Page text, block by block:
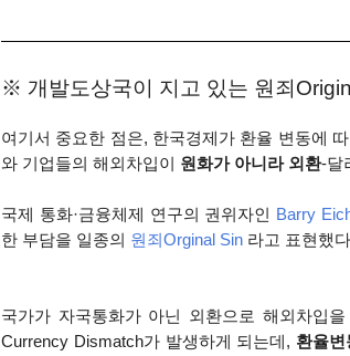
※ 개발도상국이 지고 있는 원죄
여기서 중요한 점은, 한국경제가 환율 변동에
와 기업들의 해외차입이 원화가 아니라 외환-달
국제 통화·금융체제 연구의 권위자인 Barry
한 부담을 일종의 원죄Orginal Sin 라고 표현했
국가가 자국통화가 아닌 외환으로 해외차입
Currency Dismatch가 발생하게 되는데, 환율변